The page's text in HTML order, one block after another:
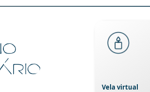
Vela virtual